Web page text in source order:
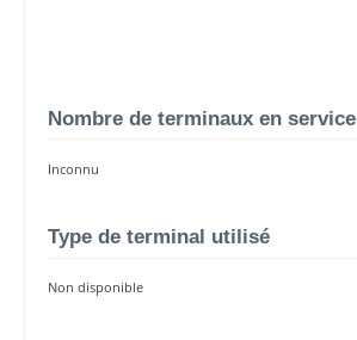
Nombre de terminaux en service
Inconnu
Type de terminal utilisé
Non disponible